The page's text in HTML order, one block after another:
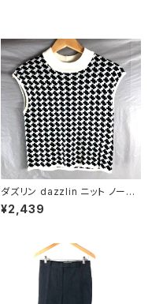
ダズリン dazzlin ニット ノース
リーブ 千鳥柄 白 黒 Sサイズ 9
44173
¥2,439